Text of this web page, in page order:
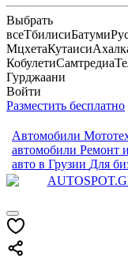
Выбрать
всеТбилисиБатуми
МцхетаКутаиси
КобулетиСамтредиа
Гурджаани
Войти
Разместить бесплатно
Автомобили
автомобили Ремонт
авто в Грузии Для